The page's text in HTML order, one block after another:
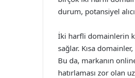
durum, potansiyel
İki harfli domainlerin
sağlar. Kısa
Bu da, markanın
hatırlaması zor olan